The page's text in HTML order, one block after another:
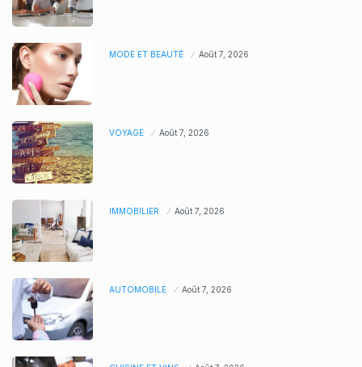
MODE ET BEAUTÉ Août 7, 2026
VOYAGE Août 7, 2026
IMMOBILIER Août 7, 2026
AUTOMOBILE Août 7, 2026